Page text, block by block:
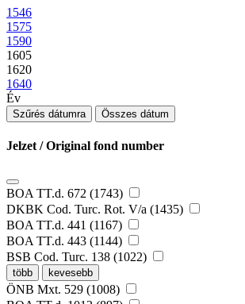
1546
1575
1590
1605
1620
1640
Év
Szűrés dátumra Összes dátum
Jelzet / Original fond number
BOA TT.d. 672 (1743)
DKBK Cod. Turc. Rot. V/a (1435)
BOA TT.d. 441 (1167)
BOA TT.d. 443 (1144)
BSB Cod. Turc. 138 (1022)
több kevesebb
ÖNB Mxt. 529 (1008)